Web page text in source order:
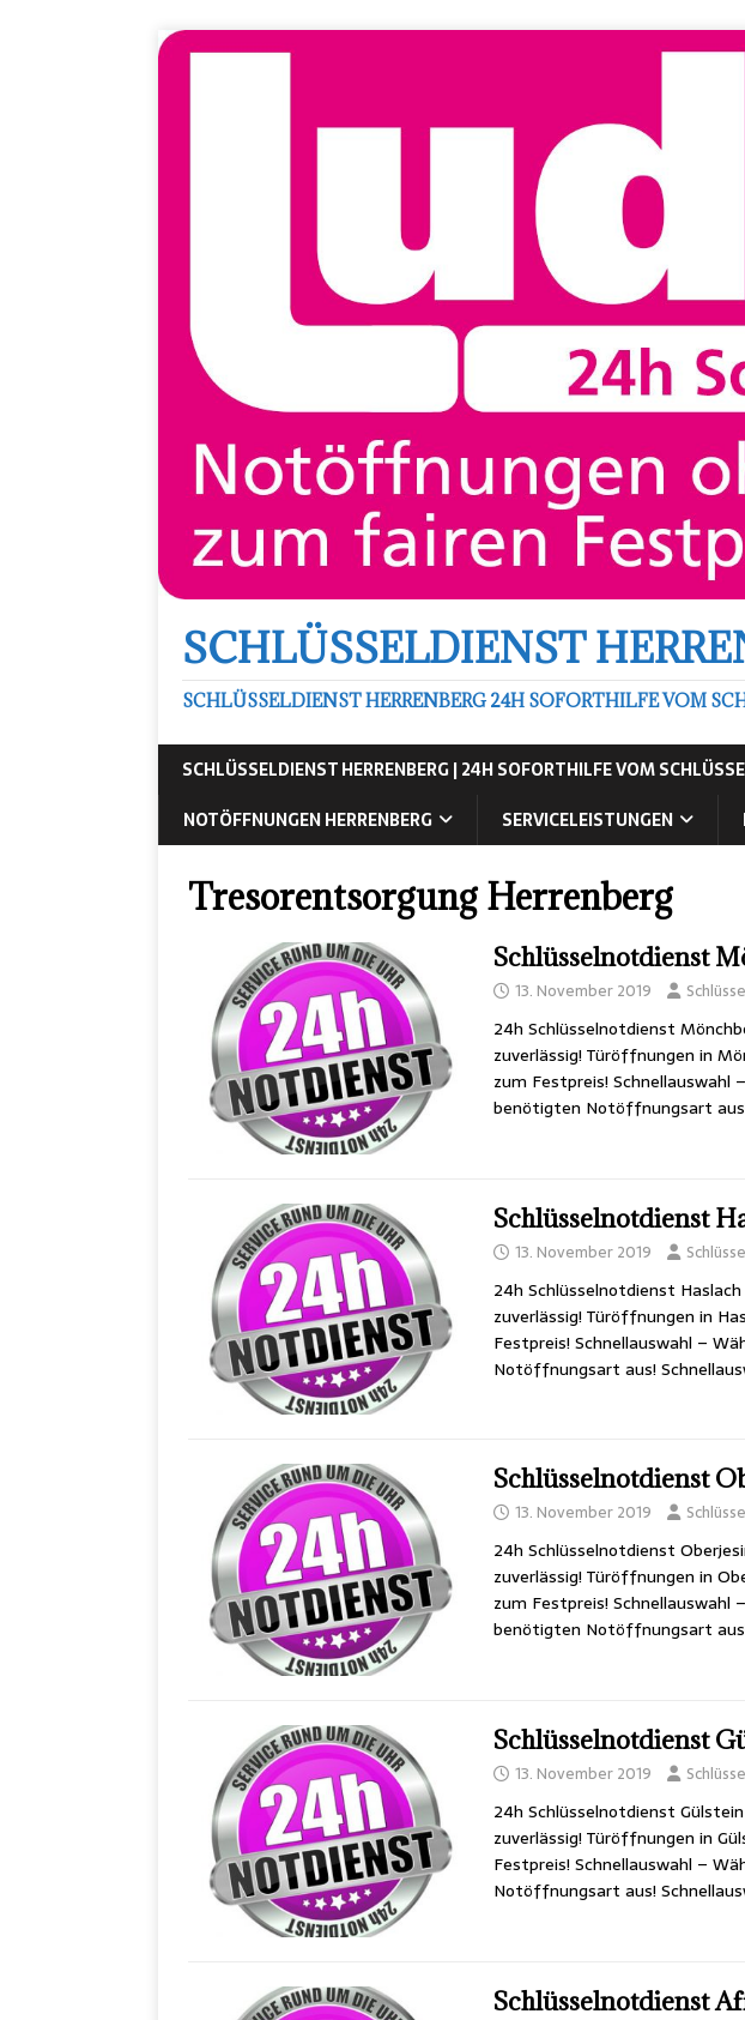
SCHLÜSSELDIENST
SCHLÜSSELDIENST HERRENBERG 24H SOFORTHILFE VOM
SCHLÜSSELDIENST HERRENBERG | 24H SOFORTHILFE VOM
NOTÖFFNUNGEN HERRENBERG
SERVICELEISTUNGEN
Tresorentsorgung Herrenberg
Schlüsselnotdienst
13. November 2019
24h Schlüsselnotdienst
zuverlässig! Türöffnungen in
zum Festpreis! Schnellauswahl
benötigten Notöffnungsart
Schlüsselnotdienst
13. November 2019
24h Schlüsselnotdienst
zuverlässig! Türöffnungen in
Festpreis! Schnellauswahl –
Notöffnungsart aus!
Schlüsselnotdienst
13. November 2019
24h Schlüsselnotdienst
zuverlässig! Türöffnungen in
zum Festpreis! Schnellauswahl
benötigten Notöffnungsart
Schlüsselnotdienst
13. November 2019
24h Schlüsselnotdienst
zuverlässig! Türöffnungen in
Festpreis! Schnellauswahl –
Notöffnungsart aus!
Schlüsselnotdienst